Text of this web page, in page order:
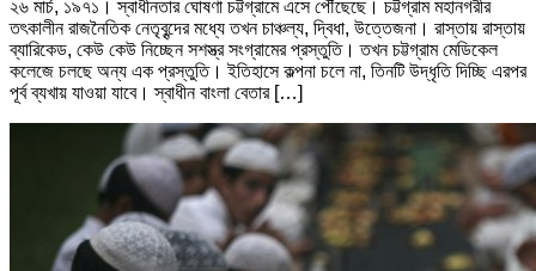
২৬ মার্চ, ১৯৭১। স্বাধীনতার ঘোষণা চট্টগ্রামে এসে পৌঁছেছে। চট্টগ্রাম মহানগরীর
তৎকালীন রাজনৈতিক নেতৃবৃন্দের মধ্যে তখন চাঞ্চল্য, দ্বিধা, উত্তেজনা। রাস্তায় রাস্তায়
ব্যারিকেড, কেউ কেউ নিচ্ছেন সশস্ত্র সংগ্রামের প্রস্তুতি। তখন চট্টগ্রাম মেডিকেল
কলেজে চলছে অন্য এক প্রস্তুতি। ইতিহাসে কল্পনা চলে না, তিনটি উদ্ধৃতি দিচ্ছি এরপর
পূর্ব ব্যখায় যাওয়া যাবে। স্বাধীন বাংলা বেতার […]